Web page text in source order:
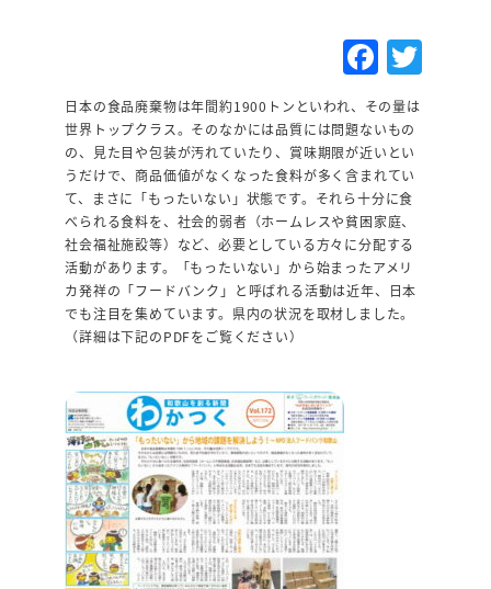
F
a
c
e
b
o
o
k
T
日本の食品廃棄物は年間約1900トンといわれ、その量は
世界トップクラス。そのなかには品質には問題ないもの
の、見た目や包装が汚れていたり、賞味期限が近いとい
うだけで、商品価値がなくなった食料が多く含まれてい
て、まさに「もったいない」状態です。それら十分に食
べられる食料を、社会的弱者（ホームレスや貧困家庭、
社会福祉施設等）など、必要としている方々に分配する
活動があります。「もったいない」から始まったアメリ
カ発祥の「フードバンク」と呼ばれる活動は近年、日本
でも注目を集めています。県内の状況を取材しました。
（詳細は下記のPDFをご覧ください）